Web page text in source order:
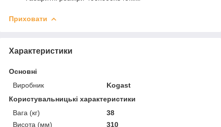
Приховати
Характеристики
Основні
Виробник
Kogast
Користувальницькі характеристики
Вага (кг)
38
Висота (мм)
310